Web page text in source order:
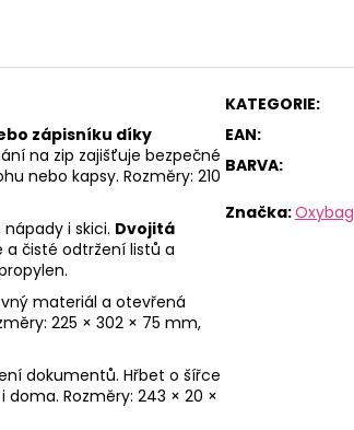
KATEGORIE:
EAN:
BARVA:
Značka:Oxybag
zápisníku díky
na zip zajišťuje bezpečné
nebo kapsy. Rozměry: 210
i skici. Dvojitá
čisté odtržení listů a
materiál a otevřená
225 × 302 × 75 mm,
dokumentů. Hřbet o šířce
Rozměry: 243 × 20 ×